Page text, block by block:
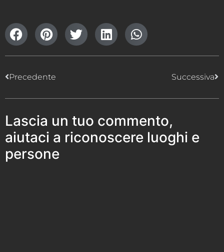
Precedente Successiva
Lascia un tuo commento,
aiutaci a riconoscere luoghi e
persone